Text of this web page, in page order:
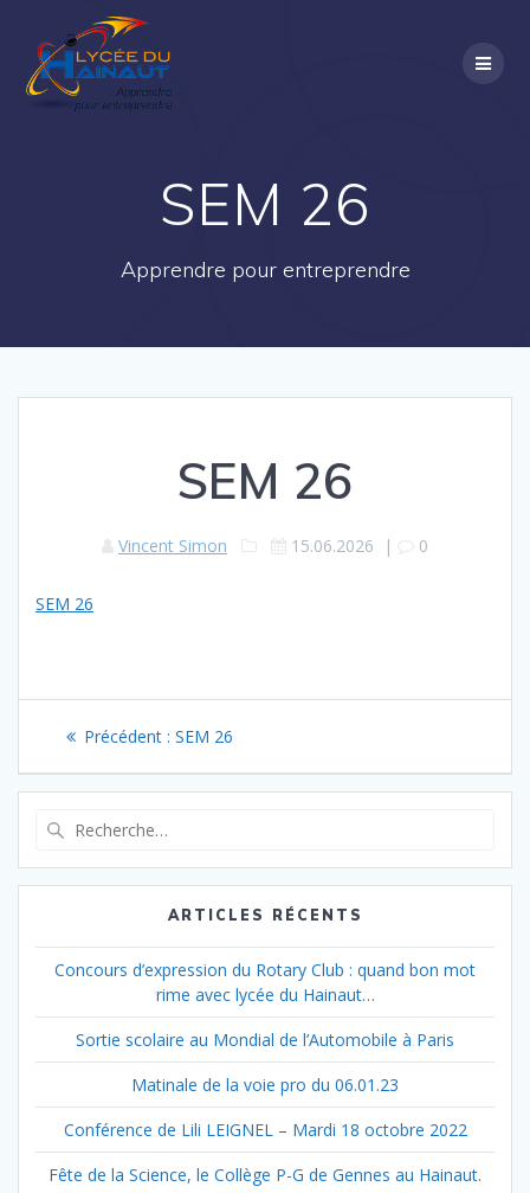
SEM 26
Apprendre pour entreprendre
SEM 26
Vincent Simon 15.06.2026 | 0
SEM 26
Navigation
de
l’article
Précédent : Article
SEM 26
:
ARTICLES RÉCENTS
Concours d’expression du Rotary Club : quand bon mot
rime avec lycée du Hainaut…
Sortie scolaire au Mondial de l’Automobile à Paris
Matinale de la voie pro du 06.01.23
Conférence de Lili LEIGNEL – Mardi 18 octobre 2022
Fête de la Science, le Collège P-G de Gennes au Hainaut.